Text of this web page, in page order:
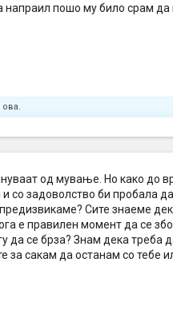
напраил пошо му било срам
од мување. Но како до
со задоволство би пробала
Сите знаеме
е правилен момент да се
да се брза? Знам дека треба
за сакам да останам со тебе